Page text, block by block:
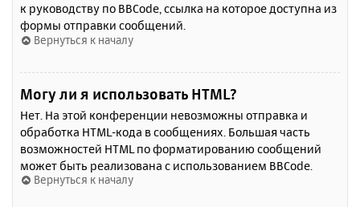
к руководству по BBCode, ссылка на которое доступна из
формы отправки сообщений.
Вернуться к началу
Могу ли я использовать HTML?
Нет. На этой конференции невозможны отправка и
обработка HTML-кода в сообщениях. Большая часть
возможностей HTML по форматированию сообщений
может быть реализована с использованием BBCode.
Вернуться к началу